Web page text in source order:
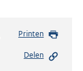
Printen
Delen